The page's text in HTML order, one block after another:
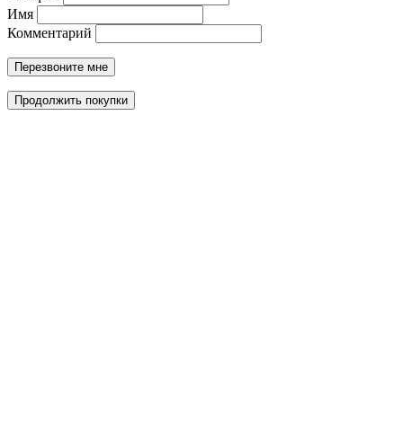
Имя
Комментарий
Перезвоните мне
Продолжить покупки